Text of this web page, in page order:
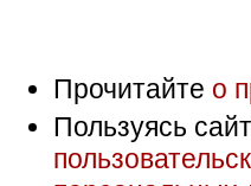
Прочитайте о
Пользуясь